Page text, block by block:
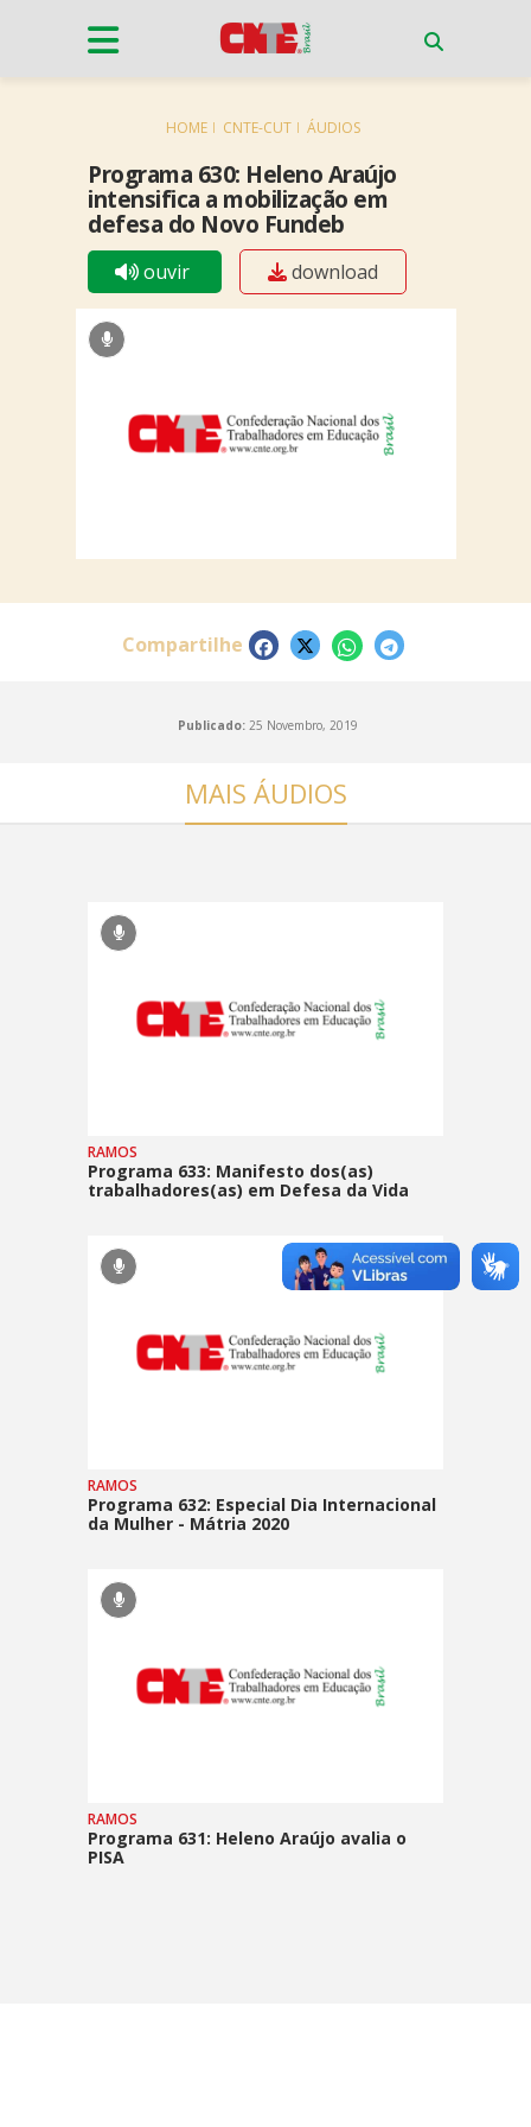
HOME CNTE-CUT ÁUDIOS
Programa 630: Heleno Araújo
intensifica a mobilização em
defesa do Novo Fundeb
ouvir download
Compartilhe
Publicado:25 Novembro, 2019
MAIS ÁUDIOS
RAMOS
Programa 633: Manifesto dos(as)
trabalhadores(as) em Defesa da Vida
RAMOS
Programa 632: Especial Dia Internacional
da Mulher - Mátria 2020
RAMOS
Programa 631: Heleno Araújo avalia o
PISA